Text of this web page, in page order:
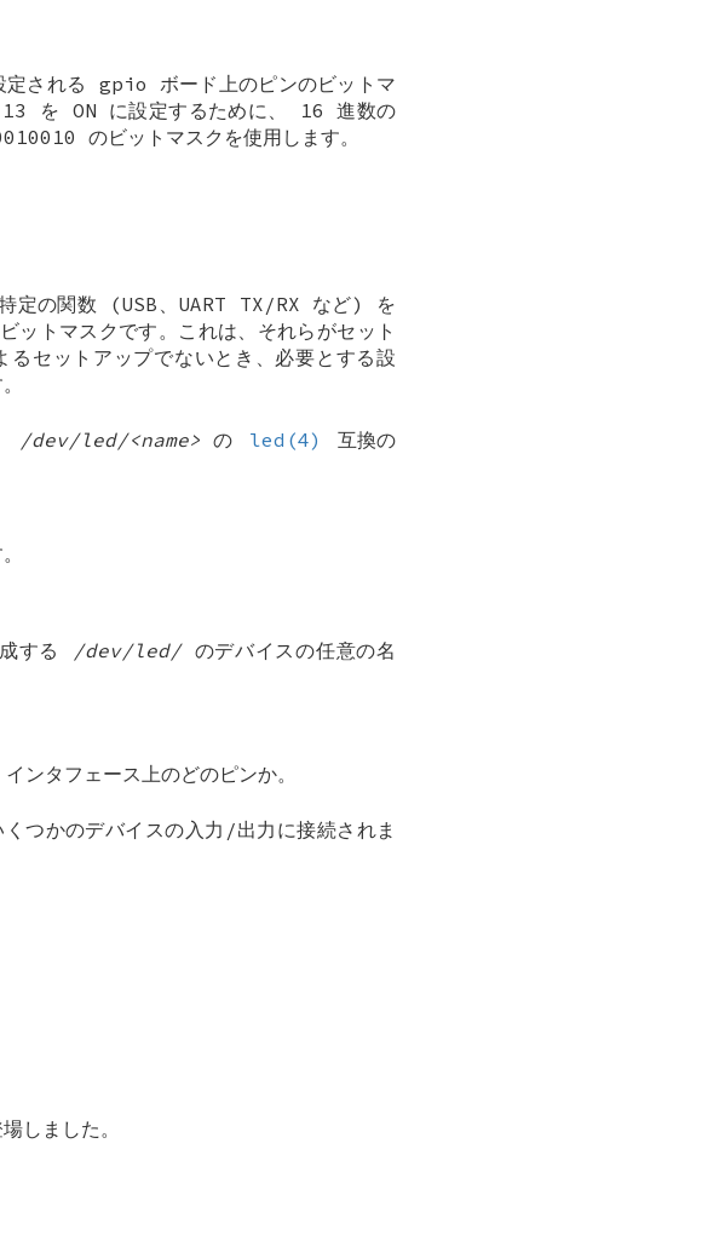
定される gpio ボード上のピンのビットマ
を ON に設定するために、 16 進数の
のビットマスクを使用します。
定の関数 (USB、UART TX/RX など) を
ットマスクです。これは、それらがセット
セットアップでないとき、必要とする設
/dev/led/<name> の led(4)
互換の
する /dev/led/のデバイスの任意の名
ンタフェース上のどのピンか。
つかのデバイスの入力/出力に接続されま
しました。